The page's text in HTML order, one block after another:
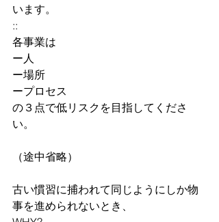
います。
::
各事業は
ー人
ー場所
ープロセス
の３点で低リスクを目指してくださ
い。
（途中省略）
古い慣習に捕われて同じようにしか物
事を進められないとき、